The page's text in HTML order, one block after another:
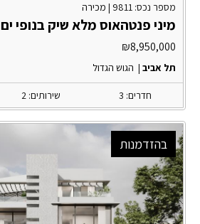
מספר נכס: 9811 | מכירה
מיני פנטהאוס מלא שיק בנופי ים
₪8,950,000
תל אביב | הגוש הגדול
חדרים: 3 שירותים: 2
בהזדמנות